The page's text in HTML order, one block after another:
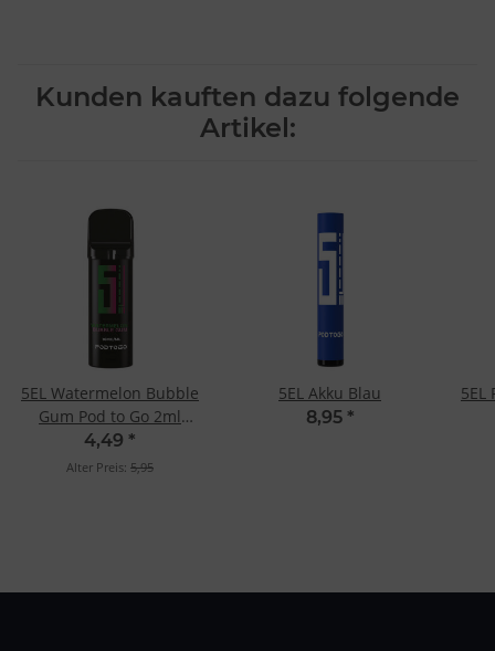
Kunden kauften dazu folgende
Artikel:
5EL Watermelon Bubble
Gum Pod to Go 2ml
16mg
4,49 *
Alter Preis: 5,95
5EL Akku Blau
8,95 *
5EL